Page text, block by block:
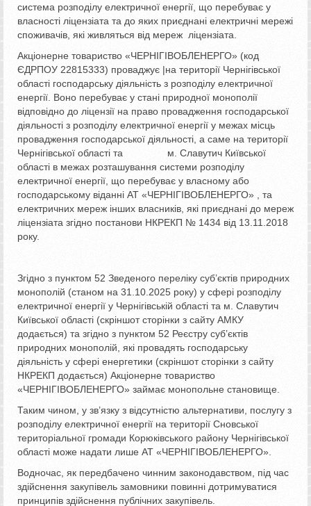
система розподілу електричної енергії, що перебуває у
власності ліцензіата та до яких приєднані електричні мережі
споживачів, які живляться від мереж ліцензіата.
Акціонерне товариство «ЧЕРНІГІВОБЛЕНЕРГО» (код
ЄДРПОУ 22815333) проваджує |на території Чернігівської
області господарську діяльність з розподілу електричної
енергії. Воно перебуває у стані природної монополії
відповідно до ліцензії на право провадження господарської
діяльності з розподілу електричної енергії у межах місць
провадження господарської діяльності, а саме на території
Чернігівської області та м. Славутич Київської
області в межах розташування системи розподілу
електричної енергії, що перебуває у власному або
господарському віданні АТ «ЧЕРНІГІВОБЛЕНЕРГО» , та
електричних мереж інших власників, які приєднані до мереж
ліцензіата згідно постанови НКРЕКП № 1434 від 13.11.2018
року.
Згідно з пунктом 52 Зведеного переліку суб’єктів природних
монополій (станом на 31.10.2025 року) у сфері розподілу
електричної енергії у Чернігівській області та м. Славутич
Київської області (скріншот сторінки з сайту АМКУ
додається) та згідно з пунктом 52 Реєстру суб’єктів
природних монополій, які провадять господарську
діяльність у сфері енергетики (скріншот сторінки з сайту
НКРЕКП додається) Акціонерне товариство
«ЧЕРНІГІВОБЛЕНЕРГО» займає монопольне становище.
Таким чином, у зв’язку з відсутністю альтернативи, послугу з
розподілу електричної енергії на території Сновської
територіальної громади Корюківського району Чернігівської
області може надати лише АТ «ЧЕРНІГІВОБЛЕНЕРГО».
Водночас, як передбачено чинним законодавством, під час
здійснення закупівель замовники повинні дотримуватися
принципів здійснення публічних закупівель.